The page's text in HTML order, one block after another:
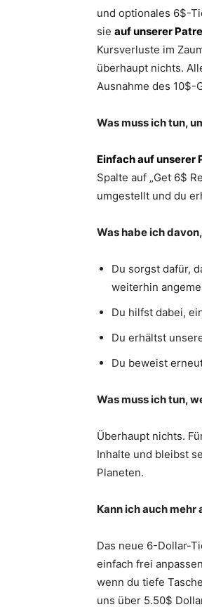
und optionales 6$-
sie auf unserer
Kursverluste im
überhaupt nichts.
Ausnahme des 10$-
Was muss ich tun,
Einfach auf unserer
Spalte auf „Get 6$
umgestellt und du
Was habe ich
Du sorgst dafür,
weiterhin
Du hilfst dabei,
Du erhältst
Du beweist
Was muss ich tun,
Überhaupt nichts.
Inhalte und bleibst
Planeten.
Kann ich auch
Das neue 6-Dollar-
einfach frei
wenn du tiefe
uns über 5.50$